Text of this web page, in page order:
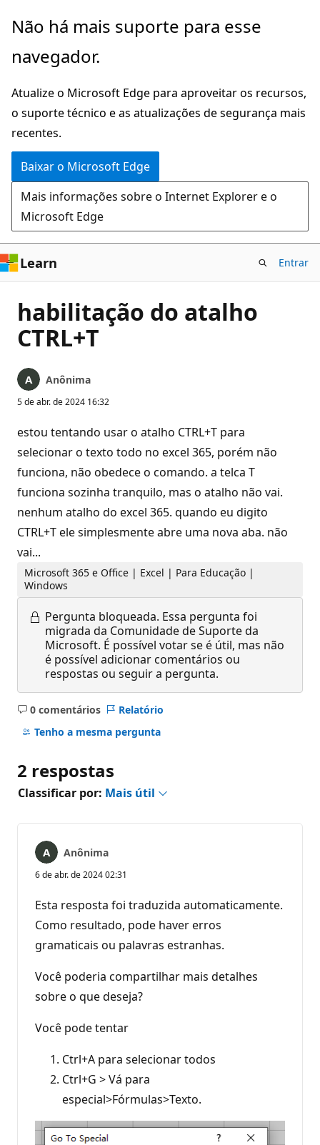
Pular
o
principal
Não há mais suporte para esse
navegador.
Atualize o Microsoft Edge para aproveitar os recursos,
o suporte técnico e as atualizações de segurança mais
recentes.
Baixar o Microsoft Edge
Mais informações sobre o Internet Explorer e o
Microsoft Edge
Learn Entrar
habilitação do atalho
CTRL+T
Anônima
5 de abr. de 2024 16:32
estou tentando usar o atalho CTRL+T para
selecionar o texto todo no excel 365, porém não
funciona, não obedece o comando. a telca T
funciona sozinha tranquilo, mas o atalho não vai.
nenhum atalho do excel 365. quando eu digito
CTRL+T ele simplesmente abre uma nova aba. não
vai...
Microsoft 365 e Office | Excel | Para Educação |
Windows
Pergunta bloqueada. Essa pergunta foi
migrada da Comunidade de Suporte da
Microsoft. É possível votar se é útil, mas não
é possível adicionar comentários ou
respostas ou seguir a pergunta.
0 comentários
Sem
comentários
Relatório
Tenho a mesma pergunta
2 respostas
Classificar por: Mais útil
Anônima
6 de abr. de 2024 02:31
Esta resposta foi traduzida automaticamente.
Como resultado, pode haver erros
gramaticais ou palavras estranhas.
Você poderia compartilhar mais detalhes
sobre o que deseja?
Você pode tentar
Ctrl+A para selecionar todos
Ctrl+G > Vá para
especial>Fórmulas>Texto.